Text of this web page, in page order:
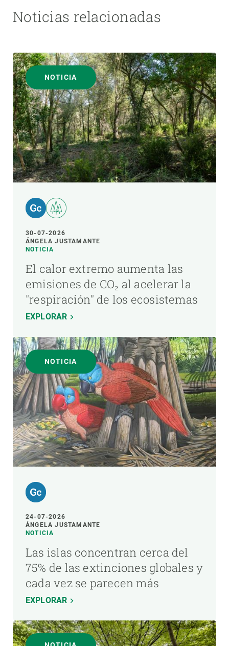
Noticias relacionadas
NOTICIA
30-07-2026
ÁNGELA JUSTAMANTE
NOTICIA
El calor extremo aumenta las
emisiones de CO₂ al acelerar la
"respiración" de los ecosistemas
EXPLORAR
NOTICIA
24-07-2026
ÁNGELA JUSTAMANTE
NOTICIA
Las islas concentran cerca del
75% de las extinciones globales y
cada vez se parecen más
EXPLORAR